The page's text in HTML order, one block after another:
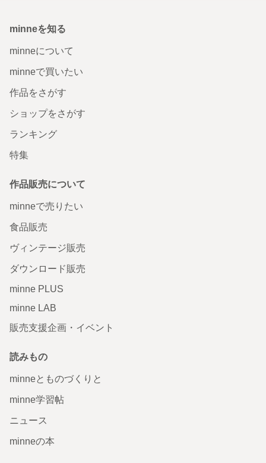
minneを知る
minneについて
minneで買いたい
作品をさがす
ショップをさがす
ランキング
特集
作品販売について
minneで売りたい
食品販売
ヴィンテージ販売
ダウンロード販売
minne PLUS
minne LAB
販売支援企画・イベント
読みもの
minneとものづくりと
minne学習帖
ニュース
minneの本